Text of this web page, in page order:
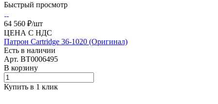
Быстрый просмотр
64 560 ₽/шт
ЦЕНА С НДС
Патрон Cartridge 36-1020 (Оригинал)
Есть в наличии
Арт. BT0006495
В корзину
Купить в 1 клик